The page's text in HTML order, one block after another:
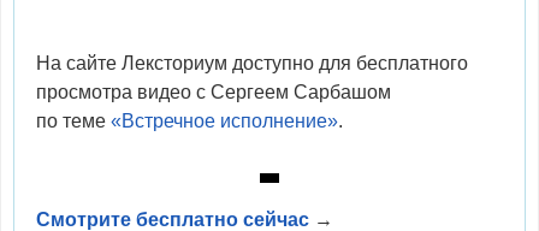
На сайте Лексториум доступно для бесплатного
просмотра видео с Сергеем Сарбашом
по теме «Встречное исполнение».
Смотрите бесплатно сейчас →